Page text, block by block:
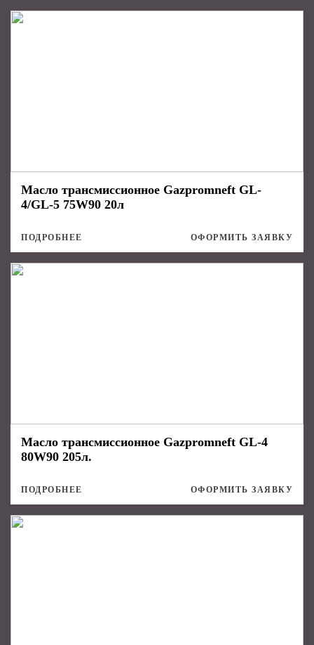
Масло трансмиссионное Gazpromneft GL-
4/GL-5 75W90 20л
ПОДРОБНЕЕ ОФОРМИТЬ ЗАЯВКУ
Масло трансмиссионное Gazpromneft GL-4
80W90 205л.
ПОДРОБНЕЕ ОФОРМИТЬ ЗАЯВКУ